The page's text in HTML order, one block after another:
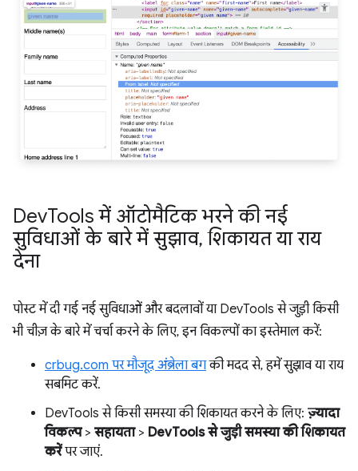
DevTools में ऑटोमैटिक भरने की नई
सुविधाओं के बारे में सुझाव, शिकायत या राय
देना
पोस्ट में दी गई नई सुविधाओं और बदलावों या DevTools से जुड़ी किसी
भी चीज़ के बारे में चर्चा करने के लिए, इन विकल्पों का इस्तेमाल करें:
crbug.com पर मौजूद अंब्रेला बगकी मदद से, हमें सुझाव या राय
सबमिट करें.
DevTools से किसी समस्या की शिकायत करने के लिए: ज़्यादा
विकल्प> सहायता> DevTools से जुड़ी समस्या की शिकायत
करेंपर जाएं.